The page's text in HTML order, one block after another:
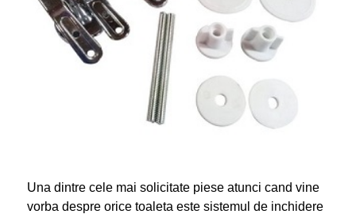
Una dintre cele mai solicitate piese atunci cand vine
vorba despre orice toaleta este sistemul de inchidere